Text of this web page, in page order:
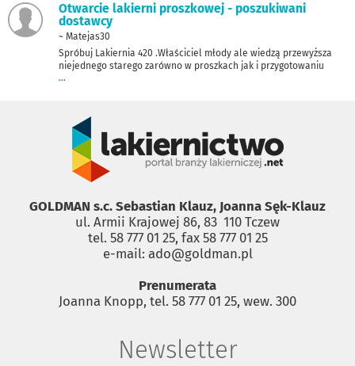
Otwarcie lakierni proszkowej - poszukiwani
dostawcy
~ Matejas30
Spróbuj Lakiernia 420 .Właściciel młody ale wiedzą przewyższa
niejednego starego zarówno w proszkach jak i przygotowaniu
...
GOLDMAN s.c. Sebastian Klauz, Joanna Sęk-Klauz
ul. Armii Krajowej 86, 83 ­ 110 Tczew
tel. 58 777 01 25, fax 58 777 01 25
e-mail: ado@goldman.pl
Prenumerata
Joanna Knopp, tel. 58 777 01 25, wew. 300
Newsletter